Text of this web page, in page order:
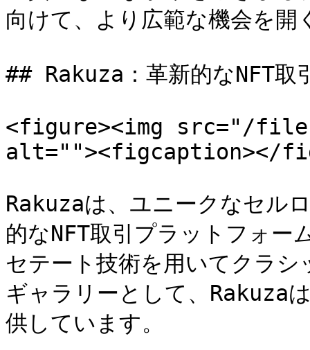
向けて、より広範な機会を
## Rakuza：革新的なNFT取
<figure><img src="/
alt=""><figcaption></
Rakuzaは、ユニークなセル
的なNFT取引プラットフォー
セテート技術を用いてクラ
ギャラリーとして、Rakuza
供しています。